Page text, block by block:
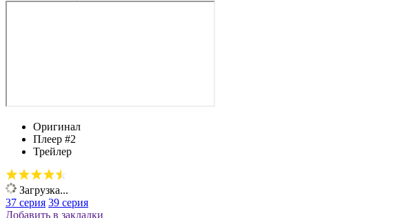
Оригинал
Плеер #2
Трейлер
Загрузка...
37 серия 39 серия
Добавить в закладки